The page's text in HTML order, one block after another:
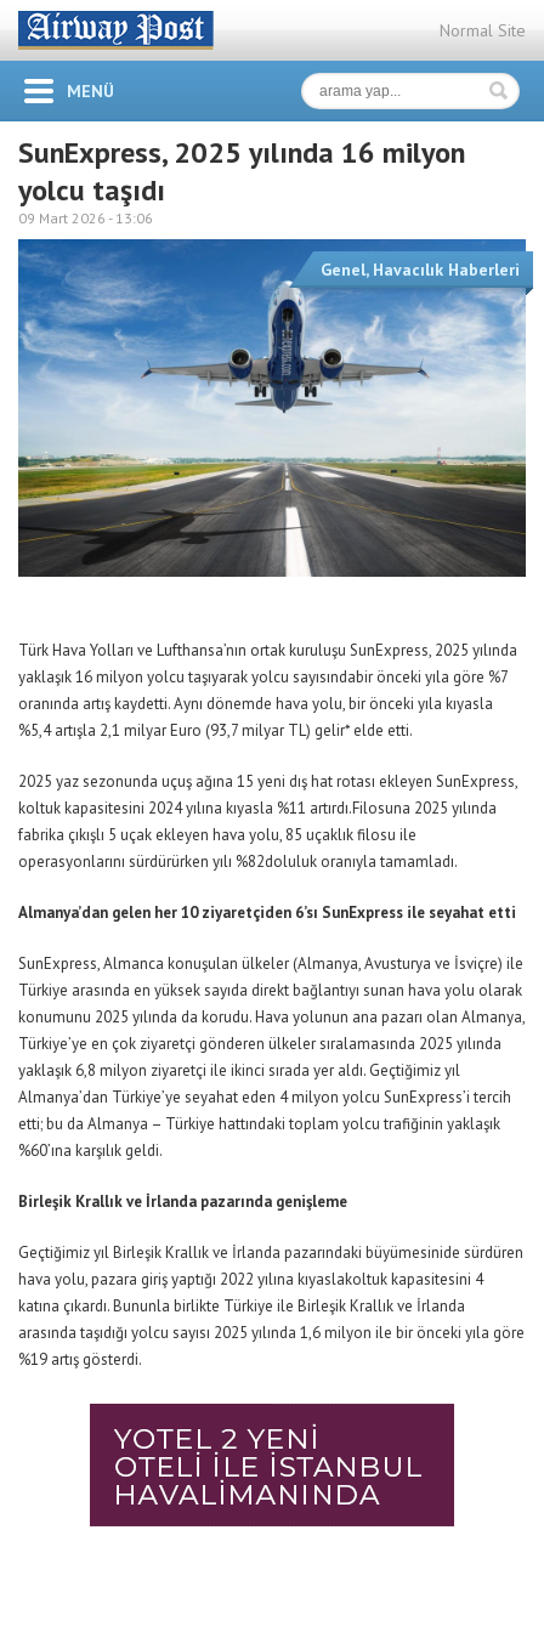
Normal Site
MENÜ
SunExpress, 2025 yılında 16 milyon
yolcu taşıdı
09 Mart 2026 - 13:06
Genel, Havacılık Haberleri
Türk Hava Yolları ve Lufthansa’nın ortak kuruluşu SunExpress, 2025 yılında
yaklaşık 16 milyon yolcu taşıyarak yolcu sayısındabir önceki yıla göre %7
oranında artış kaydetti.Aynı dönemde hava yolu,bir önceki yıla kıyasla
%5,4artışla 2,1 milyar Euro (93,7milyar TL) gelir* elde etti.
2025 yaz sezonunda uçuş ağına 15 yeni dış hat rotası ekleyen SunExpress,
koltuk kapasitesini 2024yılına kıyasla %11 artırdı.Filosuna 2025 yılında
fabrika çıkışlı 5 uçak ekleyen hava yolu, 85 uçaklık filosu ile
operasyonlarını sürdürürken yılı %82doluluk oranıyla tamamladı.
Almanya’dan gelen her 10 ziyaretçiden 6’sı SunExpress ile seyahat etti
SunExpress, Almanca konuşulan ülkeler (Almanya, Avusturya ve İsviçre) ile
Türkiye arasında en yüksek sayıda direkt bağlantıyı sunan hava yolu olarak
konumunu 2025 yılında da korudu.Hava yolunun ana pazarı olan Almanya,
Türkiye’ye en çok ziyaretçi gönderen ülkeler sıralamasında 2025 yılında
yaklaşık 6,8 milyon ziyaretçi ile ikinci sırada yer aldı. Geçtiğimiz yıl
Almanya’dan Türkiye’ye seyahat eden 4 milyon yolcu SunExpress’i tercih
etti; bu da Almanya – Türkiye hattındaki toplam yolcutrafiğinin yaklaşık
%60’ına karşılık geldi.
Birleşik Krallık ve İrlanda pazarında genişleme
Geçtiğimiz yılBirleşik Krallıkve İrlanda pazarındaki büyümesinide sürdüren
hava yolu,pazara giriş yaptığı 2022 yılına kıyaslakoltuk kapasitesini 4
katına çıkardı.Bununla birlikte Türkiye ile BirleşikKrallıkve İrlanda
arasında taşıdığı yolcu sayısı 2025 yılında 1,6 milyon ile bir önceki yıla göre
%19 artış gösterdi.